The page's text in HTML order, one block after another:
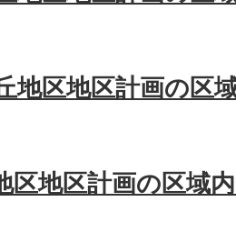
地区地区計画の区
区地区計画の区域